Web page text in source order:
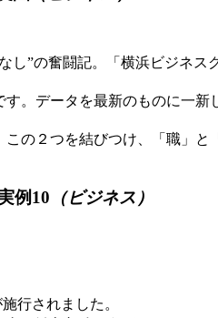
”の奮闘記。「横浜ビジネ
。データを最新のものに一
の２つを結びつけ、「職」
例10 （ビジネス）
行されました。